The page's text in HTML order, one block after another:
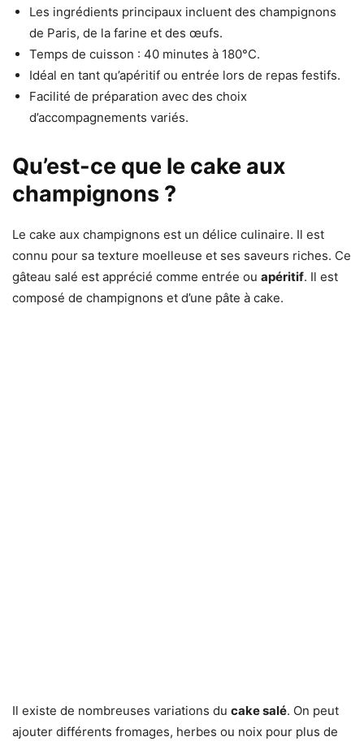
Les ingrédients principaux incluent des champignons
de Paris, de la farine et des œufs.
Temps de cuisson : 40 minutes à 180°C.
Idéal en tant qu’apéritif ou entrée lors de repas festifs.
Facilité de préparation avec des choix
d’accompagnements variés.
Qu’est-ce que le cake aux
champignons ?
Le cake aux champignons est un délice culinaire. Il est
connu pour sa texture moelleuse et ses saveurs riches. Ce
gâteau salé est apprécié comme entrée ou apéritif. Il est
composé de champignons et d’une pâte à cake.
Il existe de nombreuses variations du cake salé. On peut
ajouter différents fromages, herbes ou noix pour plus de